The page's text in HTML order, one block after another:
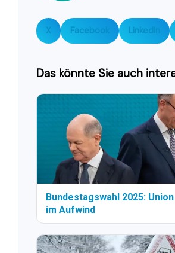
X Facebook LinkedIn
Das könnte Sie auch
Bundestagswahl 2025:
im Aufwind